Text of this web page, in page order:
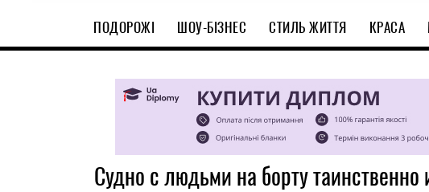
ПОДОРОЖІ
ШОУ-БІЗНЕС СТИЛЬ ЖИТТЯ КРАСА
Судно с людьми на борту